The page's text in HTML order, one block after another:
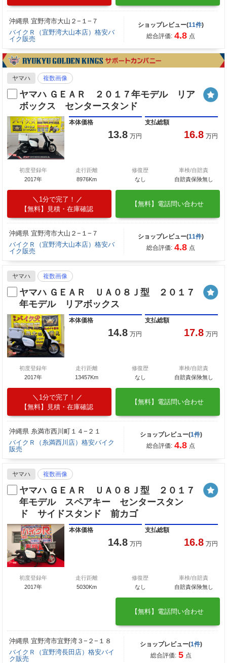
沖縄県 宜野湾市大山２−１−７
バイクＲ（宜野湾大山本店）格安バ
イク販売
ショップレビュー(11件)
総合評価: 4.8 点
ヤマハ 複数画像
ヤマハ ＧＥＡＲ ２０１７年モデル リア
ボックス センタースタンド
本体価格
13.8 万円
支払総額
16.8 万円
初度登録年
2017年
走行距離
8976Km
修復歴
なし
車検/自賠責
自賠責保険無し
1分で完了！
【無料】見積・在庫確認
【無料】電話問い合わせ
沖縄県 宜野湾市大山２−１−７
バイクＲ（宜野湾大山本店）格安バ
イク販売
ショップレビュー(11件)
総合評価: 4.8 点
ヤマハ 複数画像
ヤマハ ＧＥＡＲ ＵＡ０８Ｊ型 ２０１７
年モデル リアボックス
本体価格
14.8 万円
支払総額
17.8 万円
初度登録年
2017年
走行距離
13457Km
修復歴
なし
車検/自賠責
自賠責保険無し
1分で完了！
【無料】見積・在庫確認
【無料】電話問い合わせ
沖縄県 糸満市西川町１４−２１
バイクＲ（糸満西川店）格安バイク
販売
ショップレビュー(1件)
総合評価: 4.8 点
ヤマハ 複数画像
ヤマハ ＧＥＡＲ ＵＡ０８Ｊ型 ２０１７
年モデル スペアキー センタースタン
ド サイドスタンド 前カゴ
本体価格
14.8 万円
支払総額
16.8 万円
初度登録年
2017年
走行距離
5030Km
修復歴
なし
車検/自賠責
自賠責保険無し
【無料】電話問い合わせ
沖縄県 宜野湾市宜野湾３−２−１８
バイクＲ（宜野湾長田店）格安バイ
ク販売
ショップレビュー(1件)
総合評価: 5 点